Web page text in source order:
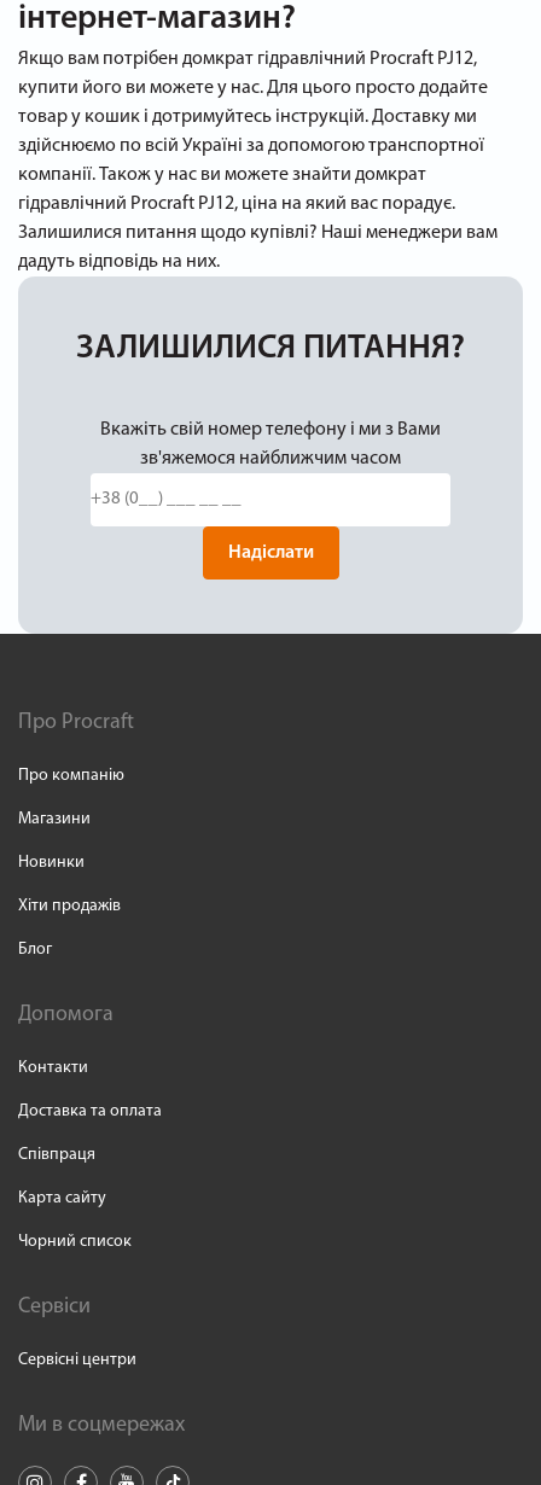
інтернет-магазин?
Якщо вам потрібен домкрат гідравлічний Procraft PJ12,
купити його ви можете у нас. Для цього просто додайте
товар у кошик і дотримуйтесь інструкцій. Доставку ми
здійснюємо по всій Україні за допомогою транспортної
компанії. Також у нас ви можете знайти домкрат
гідравлічний Procraft PJ12, ціна на який вас порадує.
Залишилися питання щодо купівлі? Наші менеджери вам
дадуть відповідь на них.
ЗАЛИШИЛИСЯ ПИТАННЯ?
Вкажіть свій номер телефону і ми з Вами
зв'яжемося найближчим часом
Надіслати
Про Procraft
Про компанію
Магазини
Новинки
Хіти продажів
Блог
Допомога
Контакти
Доставка та оплата
Співпраця
Карта сайту
Чорний список
Сервіси
Сервісні центри
Ми в соцмережах